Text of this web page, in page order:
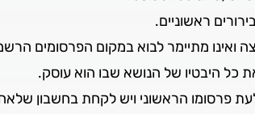
ראשוניים.
ואינו מתיימר לבוא במקום הפרסומים
כל היבטיו של הנושא שבו הוא עוסק.
פרסומו הראשוני ויש לקחת בחשבון